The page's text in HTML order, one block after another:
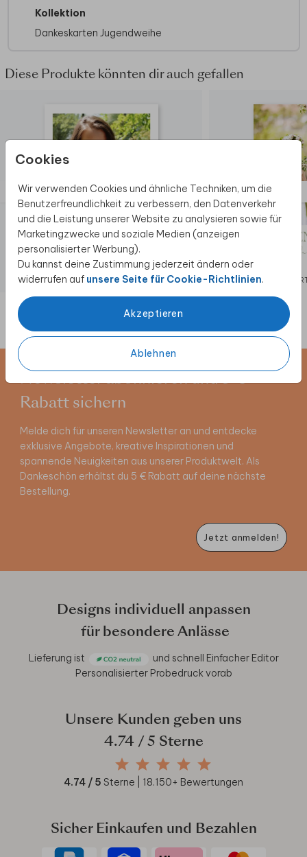
Cookies
Wir verwenden Cookies und ähnliche Techniken, um die
Benutzerfreundlichkeit zu verbessern, den Datenverkehr
und die Leistung unserer Website zu analysieren sowie für
Marketingzwecke und soziale Medien (anzeigen
personalisierter Werbung).
Du kannst deine Zustimmung jederzeit ändern oder
widerrufen auf unsere Seite für Cookie-Richtlinien.
Akzeptieren
Ablehnen
Kollektion
Dankeskarten Jugendweihe
Diese Produkte könnten dir auch gefallen
DANKESKARTE JUGENDWEIHE
Newsletter abonnieren und 5 €
Rabatt sichern
Melde dich für unseren Newsletter an und entdecke
exklusive Angebote, kreative Inspirationen und
spannende Neuigkeiten aus unserer Produktwelt. Als
Dankeschön erhältst du 5 € Rabatt auf deine nächste
Bestellung.
Jetzt anmelden!
Designs individuell anpassen
für besondere Anlässe
Lieferung ist und schnell Einfacher Editor
Personalisierter Probedruck vorab
Unsere Kunden geben uns
4.74/ 5 Sterne
4.74 / 5 Sterne | 18.150+ Bewertungen
Sicher Einkaufen und Bezahlen